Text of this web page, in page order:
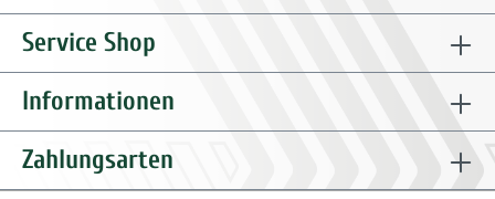
Service Shop
Informationen
Zahlungsarten